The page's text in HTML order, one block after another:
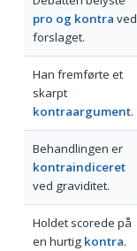
pro og kontra ved
forslaget.
Han fremførte et
skarpt
kontraargument.
Behandlingen er
kontraindiceret
ved graviditet.
Holdet scorede på
en hurtig kontra.